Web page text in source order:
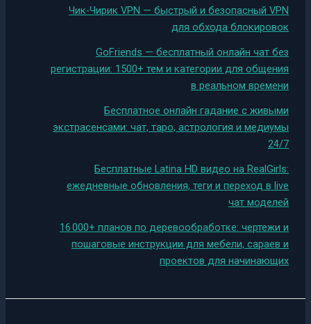
Чик-Чирик VPN — быстрый и безопасный VPN
для обхода блокировок
GoFriends — бесплатный онлайн чат без
регистрации: 1500+ тем и категории для общения
в реальном времени
Бесплатное онлайн гадание с живыми
экстрасенсами: чат, таро, астрология и медиумы
24/7
Бесплатные Latina HD видео на RealGirls:
ежедневные обновления, теги и переход в live
чат моделей
16 000+ планов по деревообработке: чертежи и
пошаговые инструкции для мебели, сараев и
проектов для начинающих